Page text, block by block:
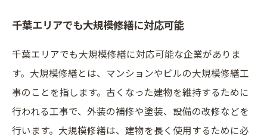
千葉エリアでも大規模修繕に対応可能
千葉エリアでも大規模修繕に対応可能な企業がありま
す。大規模修繕とは、マンションやビルの大規模修繕工
事のことを指します。古くなった建物を維持するために
行われる工事で、外装の補修や塗装、設備の改修などを
行います。大規模修繕は、建物を長く使用するために必